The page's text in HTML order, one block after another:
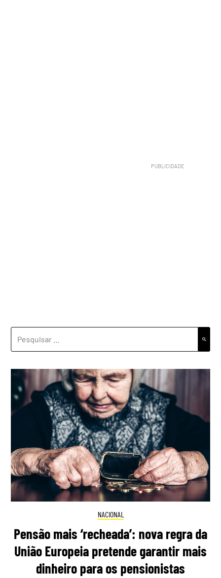
NACIONAL
Pensão mais ‘recheada’: nova regra da
União Europeia pretende garantir mais
dinheiro para os pensionistas